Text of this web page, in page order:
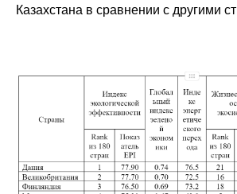
Казахстана в сравнении с другими